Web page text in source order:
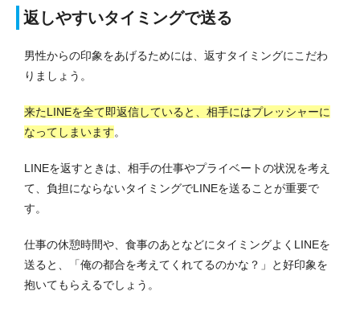
返しやすいタイミングで送る
男性からの印象をあげるためには、返すタイミングにこだわ
りましょう。
来たLINEを全て即返信していると、相手にはプレッシャーに
なってしまいます。
LINEを返すときは、相手の仕事やプライベートの状況を考え
て、負担にならないタイミングでLINEを送ることが重要で
す。
仕事の休憩時間や、食事のあとなどにタイミングよくLINEを
送ると、「俺の都合を考えてくれてるのかな？」と好印象を
抱いてもらえるでしょう。